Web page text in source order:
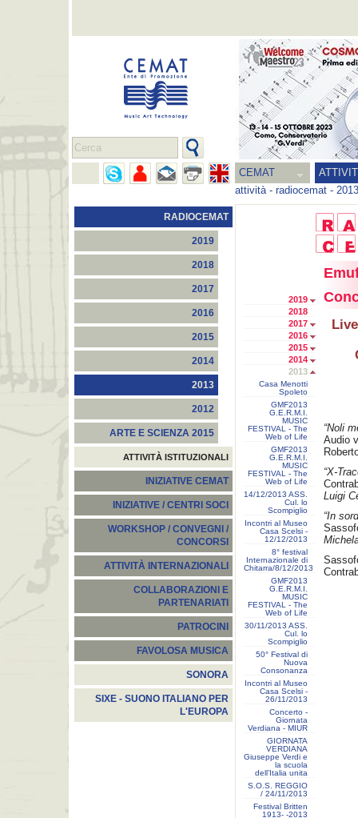
CEMAT
attività- radiocemat - 2013
RADIOCEMAT
2019
2018
2017
2016
2015
2014
2013
2012
ARTE E SCIENZA 2015
ATTIVITÀ ISTITUZIONALI
INIZIATIVE CEMAT
INIZIATIVE / CENTRI SOCI
WORKSHOP / CONVEGNI /
CONCORSI
ATTIVITÀ INTERNAZIONALI
COLLABORAZIONI E
PARTENARIATI
PATROCINI
FAVOLOSA MUSICA
SONORA
SIXE - SUONO ITALIANO PER
L'EUROPA
2019
2018
2017
2016
2015
2014
2013
Casa Menotti
Spoleto
GMF2013
G.E.R.M.I.
MUSIC
FESTIVAL - The
Web of Life
GMF2013
G.E.R.M.I.
MUSIC
FESTIVAL - The
Web of Life
14/12/2013 ASS.
Cul. lo
Scompiglio
Incontri al Museo
Casa Scelsi -
12/12/2013
8° festival
Internazionale di
Chitarra/8/12/2013
GMF2013
G.E.R.M.I.
MUSIC
FESTIVAL - The
Web of Life
30/11/2013 ASS.
Cul. lo
Scompiglio
50° Festival di
Nuova
Consonanza
Incontri al Museo
Casa Scelsi -
26/11/2013
Concerto -
Giornata
Verdiana - MIUR
GIORNATA
VERDIANA
Giuseppe Verdi e
la scuola
dell’Italia unita
S.O.S. REGGIO
/ 24/11/2013
Festival Britten
1913- ‐2013
“Noli
Audio
“X-
Luigi
“In